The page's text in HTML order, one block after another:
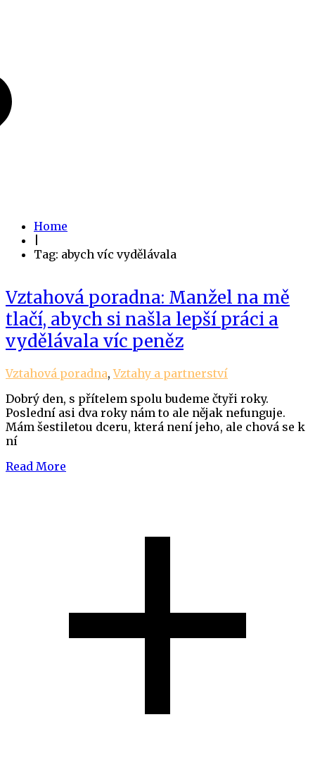
Home
Tag: abych víc vydělávala
Vztahová poradna: Manžel na mě
tlačí, abych si našla lepší práci a
vydělávala víc peněz
Vztahová poradna,Vztahy a partnerství
Dobrý den, s přítelem spolu budeme čtyři roky.
Poslední asi dva roky nám to ale nějak nefunguje.
Mám šestiletou dceru, která není jeho, ale chová se k
ní
Read More